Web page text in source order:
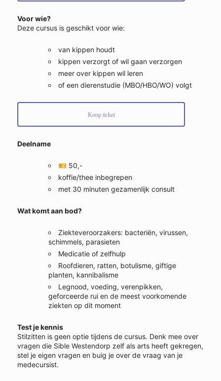
Voor wie?
Deze cursus is geschikt voor wie:
van kippen houdt
kippen verzorgt of wil gaan verzorgen
meer over kippen wil leren
of een dierenstudie (MBO/HBO/WO) volgt
Koop ticket
Deelname
🎫 50,-
koffie/thee inbegrepen
met 30 minuten gezamenlijk consult
Wat komt aan bod?
Ziekteveroorzakers: bacteriën, virussen,
schimmels, parasieten
Medicatie of zelfhulp
Roofdieren, ratten, botulisme, giftige
planten, kannibalisme
Legnood, voeding, verenpikken,
geforceerde rui en de meest voorkomende
ziekten op dit moment
Test je kennis
Stilzitten is geen optie tijdens de cursus. Denk mee over
vragen die Sible Westendorp zelf als arts heeft gekregen,
stel je eigen vragen en buig je over de vraag van je
medecursist.